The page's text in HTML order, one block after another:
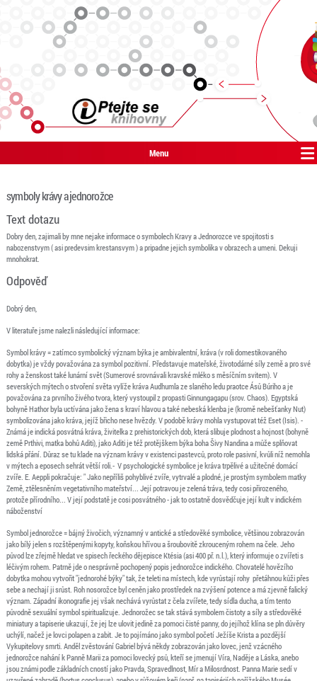
Menu
symboly krávy a jednorožce
Text dotazu
Dobry den, zajimali by mne nejake informace o symbolech Kravy a Jednorozce ve spojitosti s
nabozenstvym ( asi predevsim krestansvym ) a pripadne jejich symbolika v obrazech a umeni. Dekuji
mnohokrat.
Odpověď
Dobrý den,
V literatuře jsme nalezli následující informace:
Symbol krávy = zatímco symbolický význam býka je ambivalentní, kráva (v roli domestikovaného
dobytka) je vždy považována za symbol pozitivní. Představuje mateřské, životodárné síly země a pro své
rohy a ženskost také lunární svět (Sumerové srovnávali kravské mléko s měsíčním svitem). V
severských mýtech o stvoření světa vylíže kráva Audhumla ze slaného ledu praotce Ásů Búriho a je
považována za prvního živého tvora, který vystoupil z propasti Ginnungagapu (srov. Chaos). Egyptská
bohyně Hathor byla uctívána jako žena s kraví hlavou a také nebeská klenba je (kromě nebešťanky Nut)
symbolizována jako kráva, jejíž břicho nese hvězdy. V podobě krávy mohla vystupovat též Eset (Isis). -
Známá je indická posvátná kráva, živitelka z prehistorických dob, která slibuje plodnost a hojnost (bohyně
země Prthivi, matka bohů Aditi), jako Aditi je též protějškem býka boha Šivy Nandina a může splňovat
lidská přání. Důraz se tu klade na význam krávy v existenci pastevců, proto role pasivní, kvůli níž nemohla
v mýtech a eposech sehrát větší roli.- V psychologické symbolice je kráva trpělivé a užitečné domácí
zvíře. E. Aeppli pokračuje: " Jako nepříliš pohyblivé zvíře, vytrvalé a plodné, je prostým symbolem matky
Země, ztělesněním vegetativního mateřství... Její potravou je zelená tráva, tedy cosi přirozeného,
protože přírodního... V její podstatě je cosi posvátného - jak to ostatně dosvědčuje její kult v indickém
náboženství
Symbol jednorožce = bájný živočich, významný v antické a středověké symbolice, většinou zobrazován
jako bílý jelen s rozštěpenými kopyty, koňskou hřívou a šroubovitě zkrouceným rohem na čele. Jeho
původ lze zřejmě hledat ve spisech řeckého dějepisce Ktésia (asi 400 př. n.l.), který informuje o zvířeti s
léčivým rohem. Patrně jde o nesprávně pochopený popis jednorožce indického. Chovatelé hovězího
dobytka mohou vytvořit "jednorohé býky" tak, že teleti na místech, kde vyrůstají rohy přetáhnou kůži přes
sebe a nechají ji srůst. Roh nosorožce byl ceněn jako prostředek na zvýšení potence a má zjevně falický
význam. Západní ikonografie jej však nechává vyrůstat z čela zvířete, tedy sídla ducha, a tím tento
původně sexuální symbol spiritualizuje. Jednorožec se tak stává symbolem čistoty a síly a středověké
miniatury a tapiserie ukazují, že jej lze ulovit jedině za pomoci čisté panny, do jejíhož klína se pln důvěry
uchýlí, načež je lovci polapen a zabit. Je to pojímáno jako symbol početí Ježíše Krista a pozdější
Vykupitelovy smrti. Anděl zvěstování Gabriel bývá někdy zobrazován jako lovec, jenž vzácného
jednorožce nahání k Panně Marii za pomoci lovecký psů, kteří se jmenují Víra, Naděje a Láska, anebo
jsou známi podle základních cností jako Pravda, Spravedlnost, Mír a Milosrdnost. Panna Marie sedí v